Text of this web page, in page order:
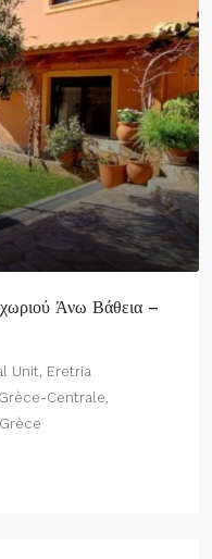
χωριού Άνω Βάθεια –
Unit, Eretria
Centrale,